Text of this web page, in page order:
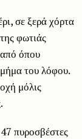
σε ξερά χόρτα
φωτιάς
από όπου
του λόφου.
μόλις
πυροσβέστες